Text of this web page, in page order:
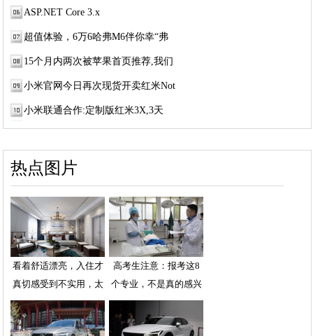
ASP.NET Core 3.x
超值体验，6万6哈弗M6伴你幸“弗
15个月内两次被苹果首页推荐,我们
小米官网今日再次现货开卖红米Not
小米联通合作:定制版红米3X,3天
热点图片
看着舒适漂亮，入住才
真切感受到不实用，太
高考生注意：报考这8
个专业，不是真的感兴